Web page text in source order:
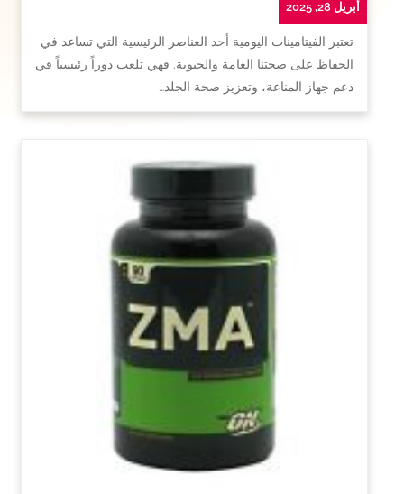
أبريل 28, 2025
تعتبر الفيتامينات اليومية أحد العناصر الرئيسية التي تساعد في
الحفاظ على صحتنا العامة والحيوية. فهي تلعب دوراً رئيسياً في
دعم جهاز المناعة، وتعزيز صحة الجلد…